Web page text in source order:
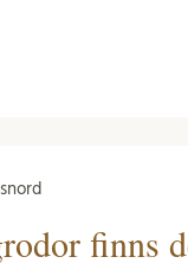
finns